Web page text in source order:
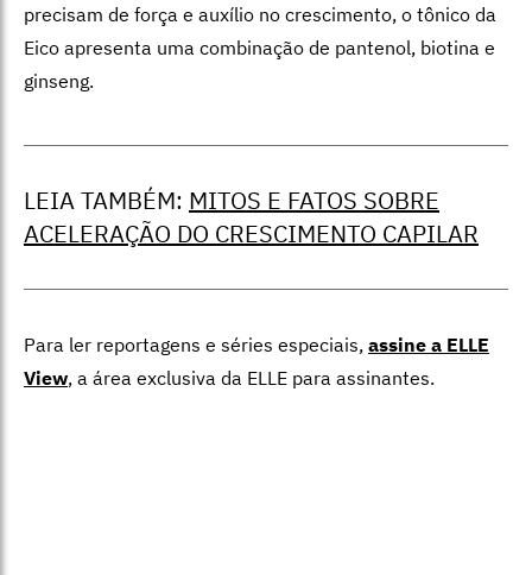
precisam de força e auxílio no crescimento, o tônico da
Eico apresenta uma combinação de pantenol, biotina e
ginseng.
LEIA TAMBÉM: MITOS E FATOS SOBRE
ACELERAÇÃO DO CRESCIMENTO CAPILAR
Para ler reportagens e séries especiais, assine a ELLE
View, a área exclusiva da ELLE para assinantes.